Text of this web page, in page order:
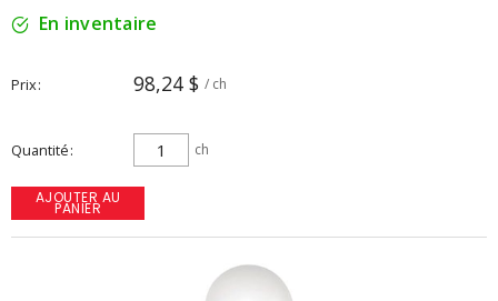
En inventaire
Prix 98,24 $ / ch
Quantité ch
AJOUTER AU
PANIER